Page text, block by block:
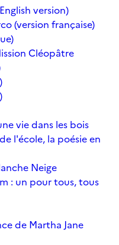
version)
(version française)
Cléopâtre
vie dans les bois
l'école, la poésie en
Neige
: un pour tous, tous
de Martha Jane